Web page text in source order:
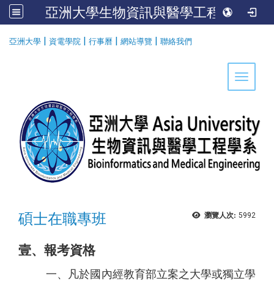
亞洲大學生物資訊與醫學工程學系
亞洲大學 | 資電學院 | 行事曆 | 網站導覽 | 聯絡我們
Toggle
瀏覽人次: 5992
碩士在職專班
壹、報考資格
一、凡於國內經教育部立案之大學或獨立學